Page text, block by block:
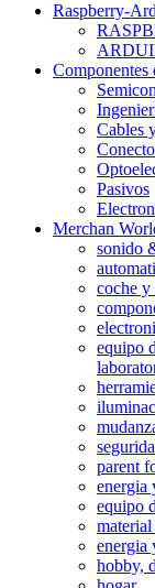
Raspberry-
Componentes
Cables
Pasivos
Merchan
sonido
coche y
equipo
parent
energia
equipo
energia
hobby,